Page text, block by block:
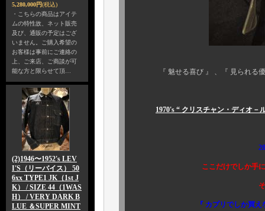
5,280,000円(税込)
・こちらの商品はアイテ
ムの特性故、ネット販売
及び、通販の予定はござ
いません。ご購入希望の
お客様は事前にご連絡の
上、ご来店、ご商談が可
能な方と限らせて頂…
(2)1946〜1952's LEV
I'S（リーバイス） 50
6xx TYPE1 JK（1st J
K） / SIZE 44（1WAS
H） / VERY DARK B
LUE ＆SUPER MINT
『 魅せる喜び 』 、『 見られる優越
1970's “ クリスチャン・ディオ
2015年も是非、
ここだけでしか手に入
そろそ
『 カプリでしか買え